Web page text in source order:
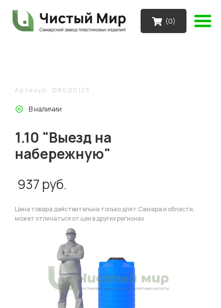
(0)
Артикул: DR000125
В наличии
1.10 "Выезд на
набережную"
937 руб.
Цена товара действительна только для г.Самара и области,
может отличаться от цен в других регионах